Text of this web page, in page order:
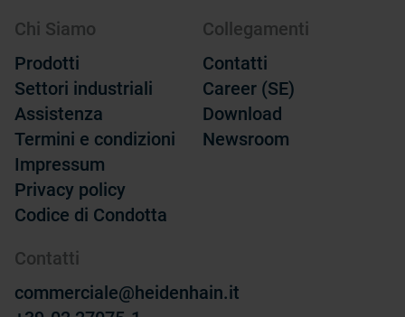
Chi Siamo
Prodotti
Settori industriali
Assistenza
Termini e condizioni
Impressum
Privacy policy
Codice di Condotta
Collegamenti
Contatti
Career (SE)
Download
Newsroom
Contatti
commerciale@heidenhain.it